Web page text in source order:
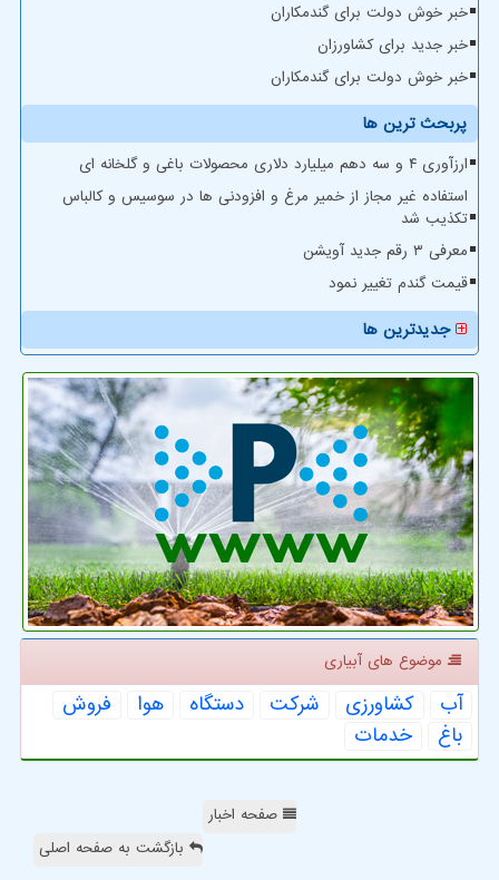
خبر خوش دولت برای گندمکاران
خبر جدید برای کشاورزان
خبر خوش دولت برای گندمکاران
پربحث ترین ها
ارزآوری ۴ و سه دهم میلیارد دلاری محصولات باغی و گلخانه ای
استفاده غیر مجاز از خمیر مرغ و افزودنی ها در سوسیس و کالباس
تکذیب شد
معرفی ۳ رقم جدید آویشن
قیمت گندم تغییر نمود
جدیدترین ها
موضوع های آبیاری
آب كشاورزی شركت دستگاه هوا
فروش
باغ
خدمات
صفحه اخبار
بازگشت به صفحه اصلی